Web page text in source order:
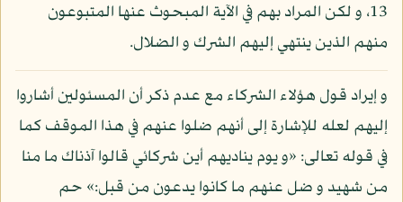
13، و لكن المراد بهم في الآية المبحوث عنها المتبوعون
منهم الذين ينتهي إليهم الشرك و الضلال.
و إيراد قول هؤلاء الشركاء مع عدم ذكر أن المسئولين أشاروا
إليهم لعله للإشارة إلى أنهم ضلوا عنهم في هذا الموقف كما
في قوله تعالى: «و يوم يناديهم أين شركائي قالوا آذناك ما منا
من شهيد و ضل عنهم ما كانوا يدعون من قبل:» حم